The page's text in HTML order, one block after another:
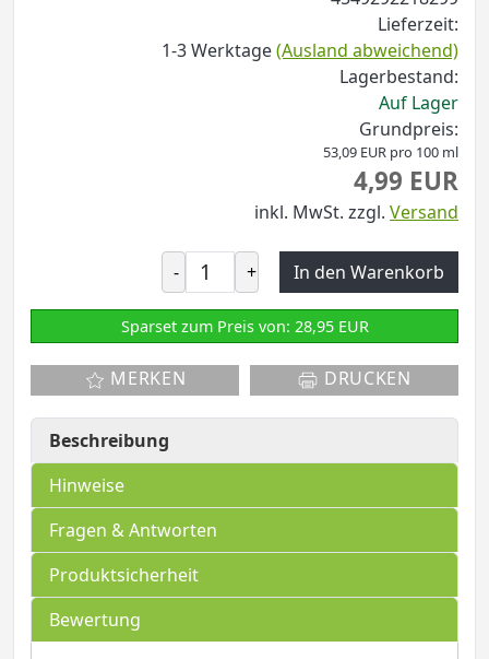
Lieferzeit:
1-3 Werktage(Ausland abweichend)
Lagerbestand:
Auf Lager
Grundpreis:
53,09 EUR pro 100 ml
4,99 EUR
inkl. MwSt. zzgl. Versand
- + In den Warenkorb
Sparset zum Preis von: 28,95 EUR
MERKEN DRUCKEN
Beschreibung
Hinweise
Fragen & Antworten
Produktsicherheit
Bewertung